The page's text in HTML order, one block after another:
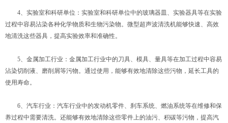
4、实验室和科研单位：实验室和科研单位中的玻璃器皿、实验器具等在实验
过程中容易沾染各种化学物质和生物污染物。微型超声波清洗机能够快速、高效
地清洗这些器具，提高实验效率和准确性。
5、金属加工行业：金属加工行业中的刀具、模具、量具等在加工过程中容易
沾染切削液、磨削屑等污物。通过使用，能够有效地清除这些污物，延长工具的
使用寿命。
6、汽车行业：汽车行业中的发动机零件、刹车系统、燃油系统等在维修和保
养过程中需要清洗。还能够有效地清除这些零件上的油污、积碳等污物，提高汽